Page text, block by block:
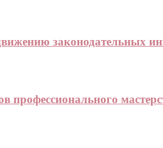
законодательных
профессионального